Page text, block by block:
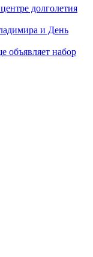
долголетия
и День
объявляет набор